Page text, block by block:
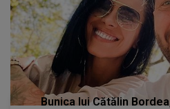
Bunica lui Cătălin